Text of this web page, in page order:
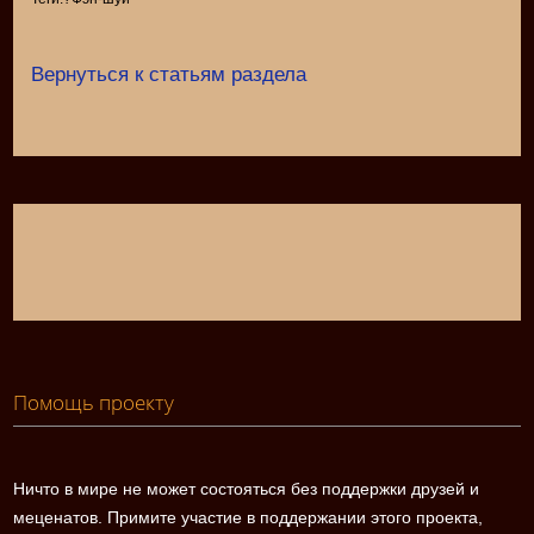
Вернуться к статьям раздела
Помощь проекту
Ничто в мире не может состояться без поддержки друзей и
меценатов. Примите участие в поддержании этого проекта,